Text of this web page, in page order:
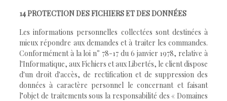
14 PROTECTION DES FICHIERS ET DES DONNÉES
Les informations personnelles collectées sont destinées à
mieux répondre aux demandes et à traiter les commandes.
Conformément à la loi n° 78-17 du 6 janvier 1978, relative à
l'Informatique, aux Fichiers et aux Libertés, le client dispose
d'un droit d'accès, de rectification et de suppression des
données à caractère personnel le concernant et faisant
l’objet de traitements sous la responsabilité des « Domaines